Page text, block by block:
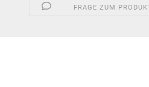
FRAGE ZUM